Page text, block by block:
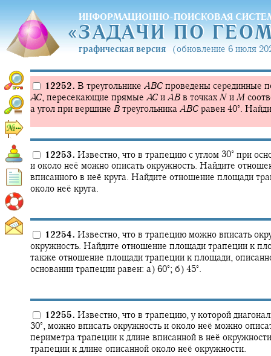
ИНФОРМАЦИОННО-ПОИСКОВАЯ
«ЗАДАЧИ ПО
«ЗАДАЧИ ПО
графическая версия (обновление 6 июля
12252. В треугольнике ABC проведены серединные
AC, пересекающие прямые AC и AB в точках N и M
а угол при вершине B треугольника ABC равен 40‍∘ .
12253. Известно, что в трапецию с углом 30‍∘ при
и около неё можно описать окружность. Найдите
вписанного в неё круга. Найдите отношение площади
около неё круга.
12254. Известно, что в трапецию можно вписать
окружность. Найдите отношение площади трапеции к
также отношение площади трапеции к площади,
основании трапеции равен: а) 60‍∘ ; б) 45‍∘ .
12255. Известно, что в трапецию, у которой
30‍∘ , можно вписать окружность и около неё можно
периметра трапеции к длине вписанной в неё
трапеции к длине описанной около неё окружности.